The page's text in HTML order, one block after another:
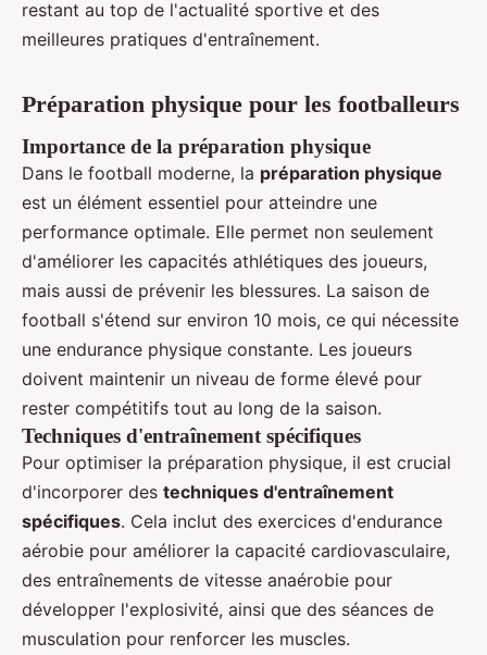
restant au top de l'actualité sportive et des
meilleures pratiques d'entraînement.
Préparation physique pour les footballeurs
Importance de la préparation physique
Dans le football moderne, la préparation physique
est un élément essentiel pour atteindre une
performance optimale. Elle permet non seulement
d'améliorer les capacités athlétiques des joueurs,
mais aussi de prévenir les blessures. La saison de
football s'étend sur environ 10 mois, ce qui nécessite
une endurance physique constante. Les joueurs
doivent maintenir un niveau de forme élevé pour
rester compétitifs tout au long de la saison.
Techniques d'entraînement spécifiques
Pour optimiser la préparation physique, il est crucial
d'incorporer des techniques d'entraînement
spécifiques. Cela inclut des exercices d'endurance
aérobie pour améliorer la capacité cardiovasculaire,
des entraînements de vitesse anaérobie pour
développer l'explosivité, ainsi que des séances de
musculation pour renforcer les muscles.